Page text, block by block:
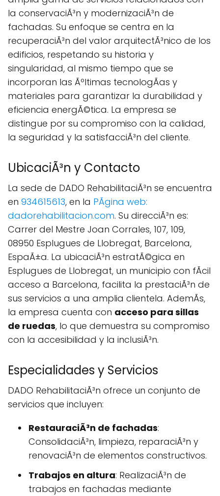
la conservaciÃ³n y modernizaciÃ³n de
fachadas. Su enfoque se centra en la
recuperaciÃ³n del valor arquitectÃ³nico de los
edificios, respetando su historia y
singularidad, al mismo tiempo que se
incorporan las Ãºltimas tecnologÃ­as y
materiales para garantizar la durabilidad y
eficiencia energÃ©tica. La empresa se
distingue por su compromiso con la calidad,
la seguridad y la satisfacciÃ³n del cliente.
UbicaciÃ³n y Contacto
La sede de DADO RehabilitaciÃ³n se encuentra
en 934615613, en la PÃgina web:
dadorehabilitacion.com. Su direcciÃ³n es:
Carrer del Mestre Joan Corrales, 107, 109,
08950 Esplugues de Llobregat, Barcelona,
EspaÃ±a. La ubicaciÃ³n estratÃ©gica en
Esplugues de Llobregat, un municipio con fÃcil
acceso a Barcelona, facilita la prestaciÃ³n de
sus servicios a una amplia clientela. AdemÃs,
la empresa cuenta con acceso para sillas
de ruedas, lo que demuestra su compromiso
con la accesibilidad y la inclusiÃ³n.
Especialidades y Servicios
DADO RehabilitaciÃ³n ofrece un conjunto de
servicios que incluyen:
RestauraciÃ³n de fachadas:
ConsolidaciÃ³n, limpieza, reparaciÃ³n y
renovaciÃ³n de elementos constructivos.
Trabajos en altura: RealizaciÃ³n de
trabajos en fachadas mediante